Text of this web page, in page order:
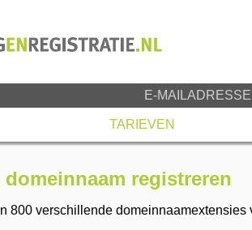
E-
TARIEVEN
domeinnaam registreren
800 verschillende domeinnaamextensies